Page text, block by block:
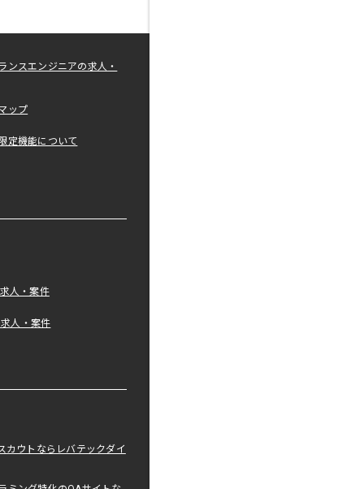
ンスエンジニアの求人・
ップ
定機能について
人・案件
人・案件
カウトならレバテックダイ